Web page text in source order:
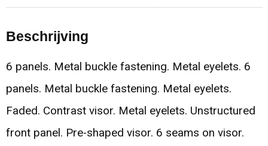
Beschrijving
6 panels. Metal buckle fastening. Metal eyelets. 6
panels. Metal buckle fastening. Metal eyelets.
Faded. Contrast visor. Metal eyelets. Unstructured
front panel. Pre-shaped visor. 6 seams on visor.